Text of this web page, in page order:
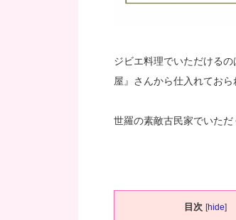
ジビエ料理でいただける
屋』さんから仕入れておら
世羅の素敵古民家でいただ
目次 [hide]